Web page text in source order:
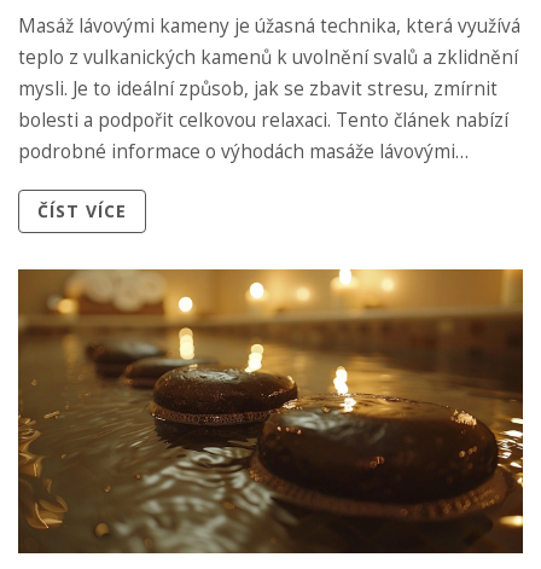
Masáž lávovými kameny je úžasná technika, která využívá
teplo z vulkanických kamenů k uvolnění svalů a zklidnění
mysli. Je to ideální způsob, jak se zbavit stresu, zmírnit
bolesti a podpořit celkovou relaxaci. Tento článek nabízí
podrobné informace o výhodách masáže lávovými
efektu z této terapie.
ČÍST VÍCE